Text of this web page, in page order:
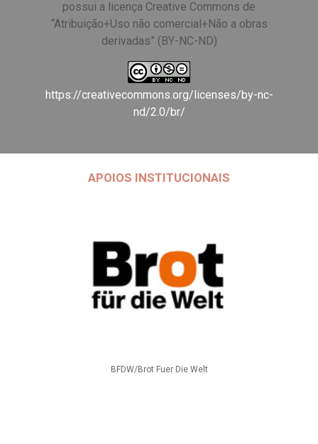
possui a licença Creative Commons de
“Atribuição+Uso não comercial+Não a obras
derivadas” (BY-NC-ND)
https://creativecommons.org/licenses/by-nc-
nd/2.0/br/
APOIOS INSTITUCIONAIS
BFDW/Brot Fuer Die Welt